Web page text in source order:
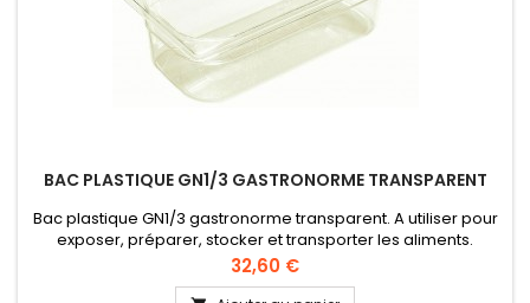
BAC PLASTIQUE GN1/3 GASTRONORME TRANSPARENT
Bac plastique GN1/3 gastronorme transparent. A utiliser pour
exposer, préparer, stocker et transporter les aliments.
Qualité alimentaire, conformément à la directive UE 10/2011
(CEE).
Prix
32,60 €